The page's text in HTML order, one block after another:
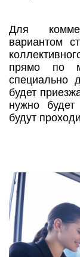
Для
вариантом
прямо по
специально
будет
нужно
будут